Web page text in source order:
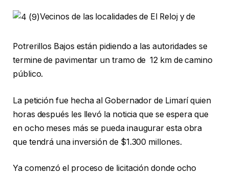
Vecinos de las localidades de El Reloj y de
Potrerillos Bajos están pidiendo a las autoridades se
termine de pavimentar un tramo de 12 km de camino
público.
La petición fue hecha al Gobernador de Limarí quien
horas después les llevó la noticia que se espera que
en ocho meses más se pueda inaugurar esta obra
que tendrá una inversión de $1.300 millones.
Ya comenzó el proceso de licitación donde ocho